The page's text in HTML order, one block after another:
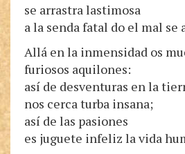
se arrastra lastimosa
a la senda fatal do el mal se
Allá en la inmensidad os
furiosos aquilones:
así de desventuras en la
nos cerca turba insana;
así de las pasiones
es juguete infeliz la vida